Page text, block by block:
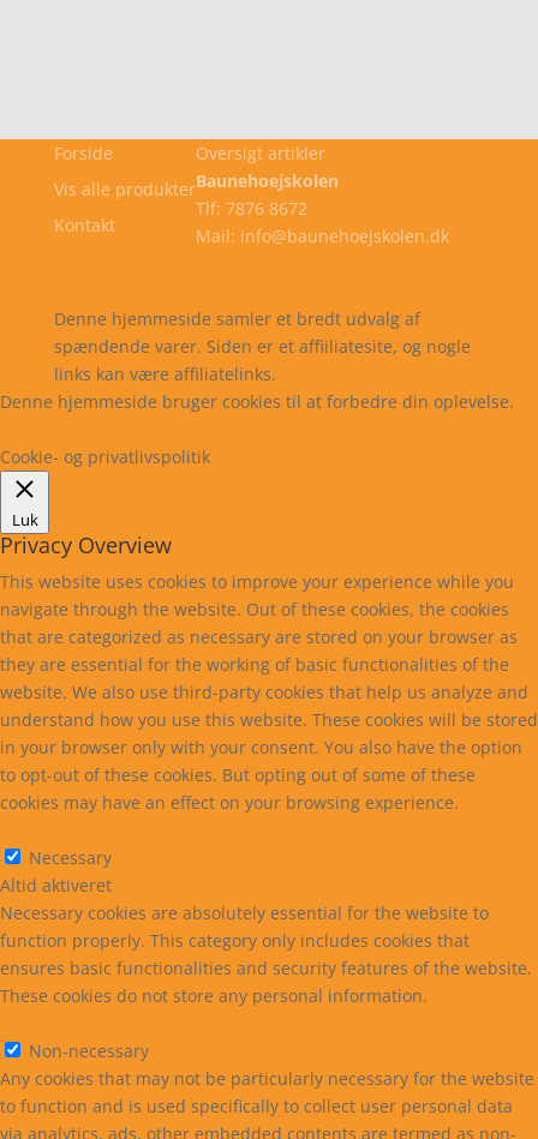
Forside
Vis alle produkter
Kontakt
Oversigt artikler
Baunehoejskolen
Tlf: 7876 8672
Mail: info@baunehoejskolen.dk
Denne hjemmeside samler et bredt udvalg af
spændende varer. Siden er et affiiliatesite, og nogle
links kan være affiliatelinks.
Denne hjemmeside bruger cookies til at forbedre din oplevelse.
Cookie- og privatlivspolitik
Luk
Privacy Overview
This website uses cookies to improve your experience while you
navigate through the website. Out of these cookies, the cookies
that are categorized as necessary are stored on your browser as
they are essential for the working of basic functionalities of the
website. We also use third-party cookies that help us analyze and
understand how you use this website. These cookies will be stored
in your browser only with your consent. You also have the option
to opt-out of these cookies. But opting out of some of these
cookies may have an effect on your browsing experience.
Necessary
Altid aktiveret
Necessary cookies are absolutely essential for the website to
function properly. This category only includes cookies that
ensures basic functionalities and security features of the website.
These cookies do not store any personal information.
Non-necessary
Any cookies that may not be particularly necessary for the website
to function and is used specifically to collect user personal data
via analytics, ads, other embedded contents are termed as non-